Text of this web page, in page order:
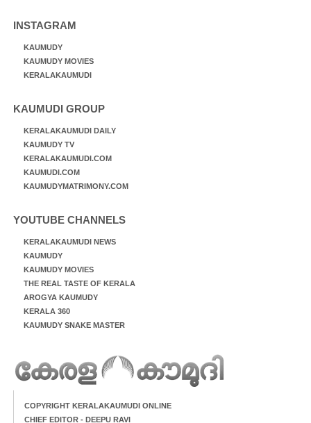
INSTAGRAM
KAUMUDY
KAUMUDY MOVIES
KERALAKAUMUDI
KAUMUDI GROUP
KERALAKAUMUDI DAILY
KAUMUDY TV
KERALAKAUMUDI.COM
KAUMUDI.COM
KAUMUDYMATRIMONY.COM
YOUTUBE CHANNELS
KERALAKAUMUDI NEWS
KAUMUDY
KAUMUDY MOVIES
THE REAL TASTE OF KERALA
AROGYA KAUMUDY
KERALA 360
KAUMUDY SNAKE MASTER
COPYRIGHT KERALAKAUMUDI ONLINE
CHIEF EDITOR - DEEPU RAVI